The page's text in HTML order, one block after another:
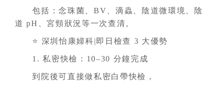
包括：念珠菌、BV、滴蟲、陰道微環境、陰
道 pH、宮頸狀況等一次查清。
⭐ 深圳怡康婦科|即日檢查 3 大優勢
1. 私密快檢：10–30 分鐘完成
到院後可直接做私密白帶快檢，